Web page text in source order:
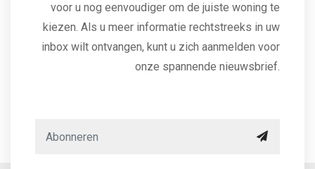
voor u nog eenvoudiger om de juiste woning te
kiezen. Als u meer informatie rechtstreeks in uw
inbox wilt ontvangen, kunt u zich aanmelden voor
onze spannende nieuwsbrief.